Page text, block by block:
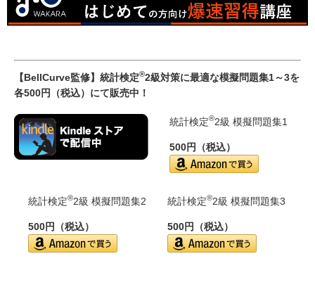
【BellCurve監修】統計検定®2級対策に最適な模擬問題集1～3を
各500円（税込）にて販売中！
統計検定®2級 模擬問題集1
500円（税込）
統計検定®2級 模擬問題集2
500円（税込）
統計検定®2級 模擬問題集3
500円（税込）